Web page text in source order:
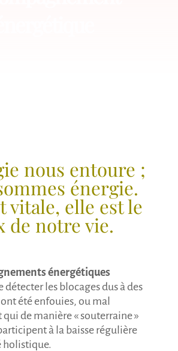
nous entoure ;
énergie.
vitale, elle est le
de notre vie.
énergétiques
les blocages dus à des
été enfouies, ou mal
qui de manière « souterraine »
à la baisse régulière
holistique.